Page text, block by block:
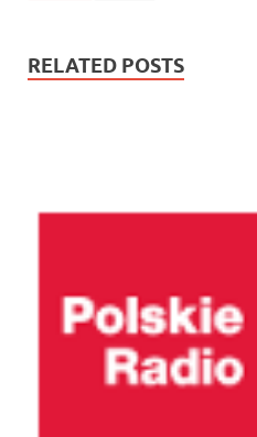
RELATED POSTS